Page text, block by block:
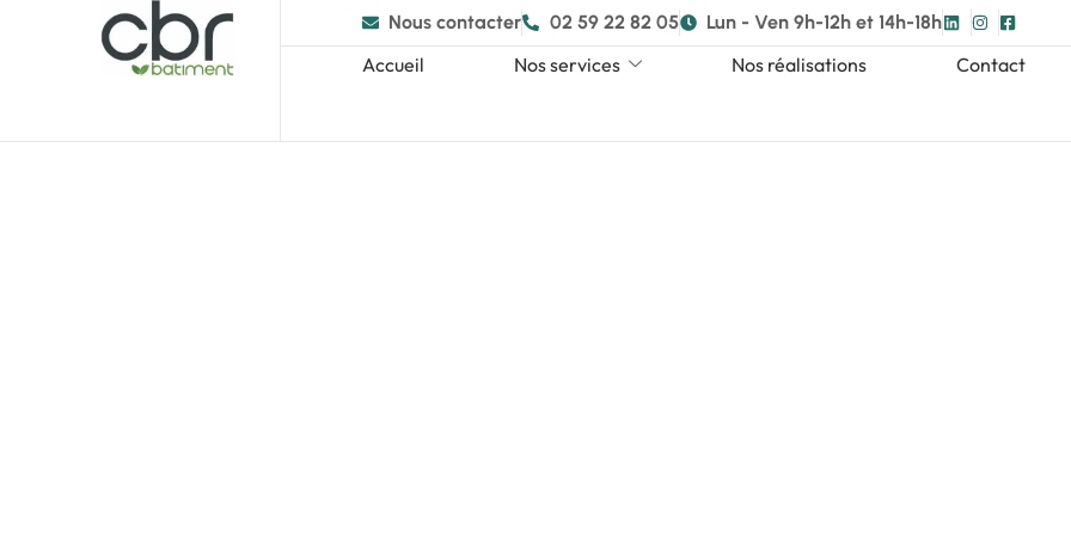
Nous contacter 02 59 22 82 05 Lun - Ven 9h-12h et 14h-18h
Accueil Nos services Nos réalisations Contact